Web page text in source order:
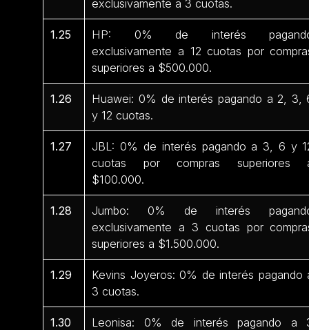
exclusivamente a 3 cuotas.
1.25
HP: 0% de interés
exclusivamente a 12 cuotas por
superiores a $500.000.
1.26
Huawei: 0% de interés pagando a 2, 3,
y 12 cuotas.
1.27
JBL: 0% de interés pagando a 3, 6 y
cuotas por compras superiores
$100.000.
1.28
Jumbo: 0% de interés
exclusivamente a 3 cuotas por
superiores a $1.500.000.
1.29
Kevins Joyeros: 0% de interés pagando
3 cuotas.
1.30
Leonisa: 0% de interés pagando a